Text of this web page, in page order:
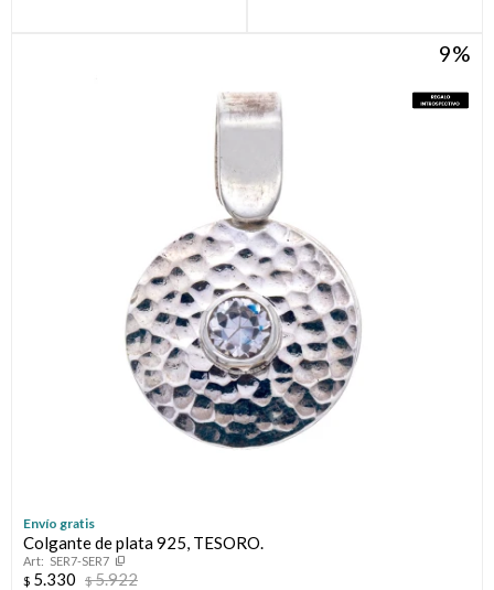
9
Envío gratis
Colgante de plata 925, TESORO.
SER7-SER7
$ 5.330 $5.922